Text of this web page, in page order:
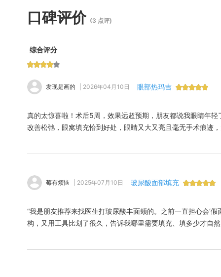
准，推动了非手术美容领域的规范化发展。
口碑评价 (3 点评)
综合评分
发现是画的 | 2026年04月10日 眼部热玛吉
真的太惊喜啦！术后5周，效果远超预期，朋友都说我眼睛年
改善松弛，眼窝填充恰到好处，眼睛又大又亮且毫无手术痕迹
莓有烦恼 | 2025年07月10日 玻尿酸面部填充
“我是朋友推荐来找医生打玻尿酸丰面颊的。之前一直担心会‘
构，又用工具比划了很久，告诉我哪里需要填充、填多少才自